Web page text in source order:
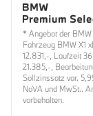
* Angebot der
Fahrzeug BMW X1
12.831,-, Laufzeit
21.385,-,
Sollzinssatz var.
NoVA und MwSt..
vorbehalten.